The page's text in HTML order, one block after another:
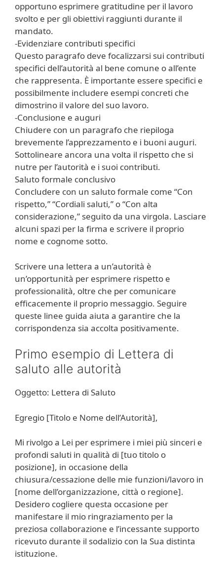
opportuno esprimere gratitudine per il lavoro
svolto e per gli obiettivi raggiunti durante il
mandato.
-Evidenziare contributi specifici
Questo paragrafo deve focalizzarsi sui contributi
specifici dell’autorità al bene comune o all’ente
che rappresenta. È importante essere specifici e
possibilmente includere esempi concreti che
dimostrino il valore del suo lavoro.
-Conclusione e auguri
Chiudere con un paragrafo che riepiloga
brevemente l’apprezzamento e i buoni auguri.
Sottolineare ancora una volta il rispetto che si
nutre per l’autorità e i suoi contributi.
Saluto formale conclusivo
Concludere con un saluto formale come “Con
rispetto,” “Cordiali saluti,” o “Con alta
considerazione,” seguito da una virgola. Lasciare
alcuni spazi per la firma e scrivere il proprio
nome e cognome sotto.
Scrivere una lettera a un’autorità è
un’opportunità per esprimere rispetto e
professionalità, oltre che per comunicare
efficacemente il proprio messaggio. Seguire
queste linee guida aiuta a garantire che la
corrispondenza sia accolta positivamente.
Primo esempio di Lettera di
saluto alle autorità
Oggetto: Lettera di Saluto
Egregio [Titolo e Nome dell’Autorità],
Mi rivolgo a Lei per esprimere i miei più sinceri e
profondi saluti in qualità di [tuo titolo o
posizione], in occasione della
chiusura/cessazione delle mie funzioni/lavoro in
[nome dell’organizzazione, città o regione].
Desidero cogliere questa occasione per
manifestare il mio ringraziamento per la
preziosa collaborazione e l’incessante supporto
ricevuto durante il sodalizio con la Sua distinta
istituzione.